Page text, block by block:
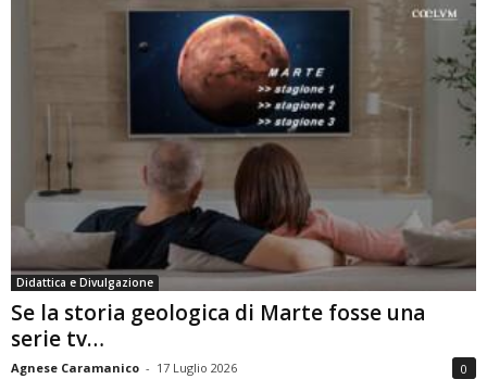
Didattica e Divulgazione
Se la storia geologica di Marte fosse una
serie tv…
Agnese Caramanico - 17 Luglio 2026 0